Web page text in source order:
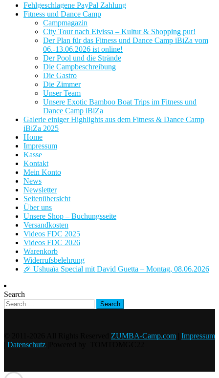
Fehlgeschlagene PayPal Zahlung
Fitness und Dance Camp
Campmagazin
City Tour nach Eivissa – Kultur & Shopping pur!
Der Plan für das Fitness und Dance Camp iBiZa vom
06.-13.06.2026 ist online!
Der Pool und die Strände
Die Campbeschreibung
Die Gastro
Die Zimmer
Unser Team
Unsere Exotic Bamboo Boat Trips im Fitness und
Dance Camp iBiZa
Galerie einiger Highlights aus dem Fitness & Dance Camp
iBiZa 2025
Home
Impressum
Kasse
Kontakt
Mein Konto
News
Newsletter
Seitenübersicht
Über uns
Unsere Shop – Buchungsseite
Versandkosten
Videos FDC 2025
Videos FDC 2026
Warenkorb
Widerrufsbelehrung
🎉 Ushuaïa Special mit David Guetta – Montag, 08.06.2026
Search
ZUMBA-Camp.com
Impressum
Datenschutz